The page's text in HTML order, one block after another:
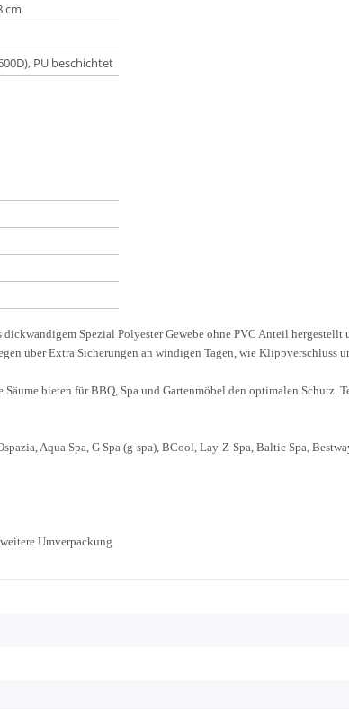
cm
PU beschichtet
Spezial Polyester Gewebe ohne PVC Anteil
über Extra Sicherungen an windigen Tagen, wie
bieten für BBQ, Spa und Gartenmöbel den optimalen
Aqua Spa, G Spa (g-spa), BCool, Lay-Z-Spa, Baltic Spa,
Umverpackung